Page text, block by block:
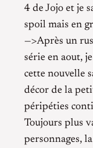
4 de Jojo et je
spoil mais en
—>Après un
série en aout,
cette nouvelle
décor de la
péripéties
Toujours plus
personnages,